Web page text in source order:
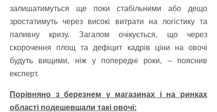
залишатимуться ще поки стабільними або дещо
зростатимуть через високі витрати на логістику та
паливну кризу. Загалом очікується, що через
скорочення площ та дефіцит кадрів ціни на овочі
будуть вищими, ніж у попередні роки, – пояснив
експерт.
Порівняно з березнем у магазинах і на ринках
області подешевшали такі овочі: